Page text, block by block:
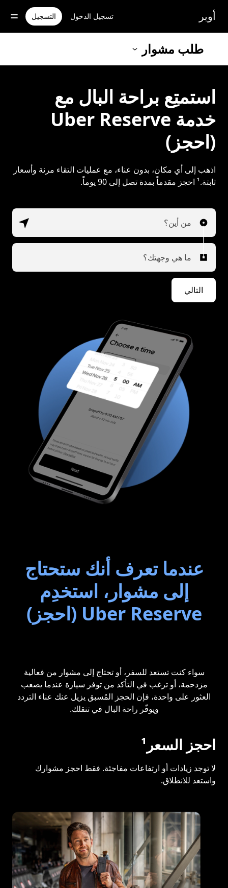
للوصول
المحتوى
أوبر تسجيل الدخول التسجيل
طلب مشوار
استمتِع براحة البال مع
خدمة Uber Reserve
(احجز)
اذهب إلى أي مكان، بدون عناء، مع عمليات التقاء مرنة وأسعار
ثابتة.¹ احجز مقدماً بمدة تصل إلى 90 يوماً.
من أين؟
ما هي وجهتك؟
التالي
عندما تعرف أنك ستحتاج
إلى مشوار، استخدِم
Uber Reserve (احجز)
سواء كنت تستعد للسفر، أو تحتاج إلى مشوار من فعالية
مزدحمة، أو ترغب في التأكد من توفر سيارة عندما يصعب
العثور على واحدة، فإن الحجز المُسبق يزيل عنك عناء التردد
ويوفّر راحة البال في تنقلك.
احجز السعر¹
لا توجد زيادات أو ارتفاعات مفاجئة. فقط احجز مشوارك
واستعد للانطلاق.